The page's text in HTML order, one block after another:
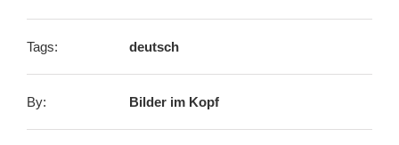
Tags: deutsch
By: Bilder im Kopf